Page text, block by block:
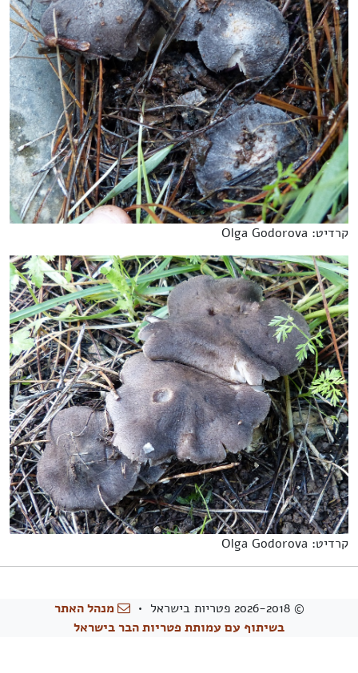
קרדיט: Olga Godorova
קרדיט: Olga Godorova
© 2026-2018 פטריות בישראל •
מנהל האתר
בשיתוף עם עמותת פטריות הבר בישראל